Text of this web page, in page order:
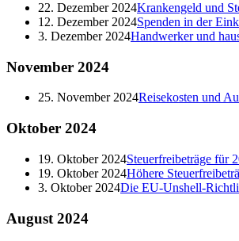
22. Dezember 2024Krankengeld und
12. Dezember 2024Spenden in der
3. Dezember 2024Handwerker und
November 2024
25. November 2024Reisekosten und
Oktober 2024
19. Oktober 2024Steuerfreibeträge für
19. Oktober 2024Höhere
3. Oktober 2024Die EU-Unshell-
August 2024